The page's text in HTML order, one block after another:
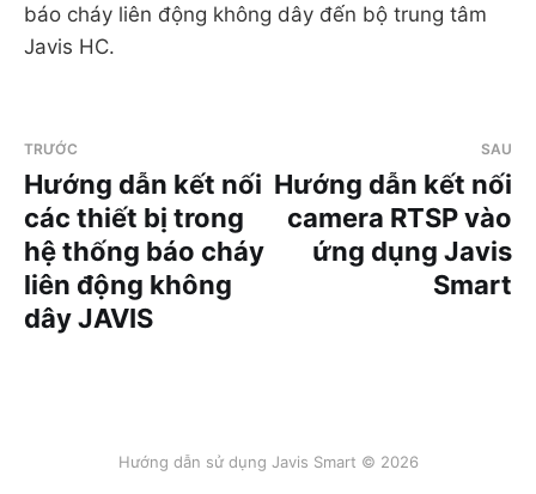
báo cháy liên động không dây đến bộ trung tâm
Javis HC.
TRƯỚC
Hướng dẫn kết nối
các thiết bị trong
hệ thống báo cháy
liên động không
dây JAVIS
SAU
Hướng dẫn kết nối
camera RTSP vào
ứng dụng Javis
Smart
Hướng dẫn sử dụng Javis Smart © 2026